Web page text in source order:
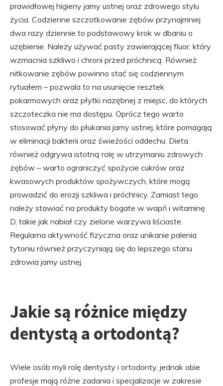
prawidłowej higieny jamy ustnej oraz zdrowego stylu
życia. Codzienne szczotkowanie zębów przynajmniej
dwa razy dziennie to podstawowy krok w dbaniu o
uzębienie. Należy używać pasty zawierającej fluor, który
wzmacnia szkliwo i chroni przed próchnicą. Również
nitkowanie zębów powinno stać się codziennym
rytuałem – pozwala to na usunięcie resztek
pokarmowych oraz płytki nazębnej z miejsc, do których
szczoteczka nie ma dostępu. Oprócz tego warto
stosować płyny do płukania jamy ustnej, które pomagają
w eliminacji bakterii oraz świeżości oddechu. Dieta
również odgrywa istotną rolę w utrzymaniu zdrowych
zębów – warto ograniczyć spożycie cukrów oraz
kwasowych produktów spożywczych, które mogą
prowadzić do erozji szkliwa i próchnicy. Zamiast tego
należy stawiać na produkty bogate w wapń i witaminę
D, takie jak nabiał czy zielone warzywa liściaste.
Regularna aktywność fizyczna oraz unikanie palenia
tytoniu również przyczyniają się do lepszego stanu
zdrowia jamy ustnej.
Jakie są różnice między
dentystą a ortodontą?
Wiele osób myli rolę dentysty i ortodonty, jednak obie
profesje mają różne zadania i specjalizacje w zakresie